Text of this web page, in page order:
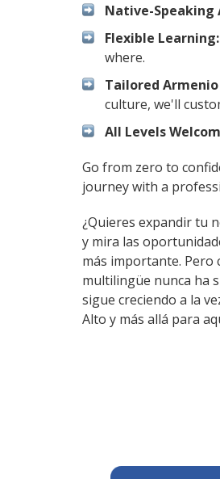
Native-Speaking
Flexible Learning:
where.
Tailored Armenio
culture, we'll
All Levels
Go from zero to
journey with a
¿Quieres expandir tu
y mira las
más importante. Pero
multilingüe nunca ha
sigue creciendo a la
Alto y más allá para